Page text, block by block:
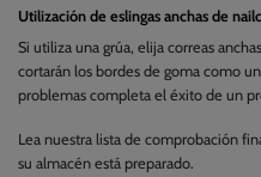
Utilización de eslingas anchas de
Si utiliza una grúa, elija correas
cortarán los bordes de goma como
problemas completa el éxito de un
Lea nuestra lista de comprobación
su almacén está preparado.